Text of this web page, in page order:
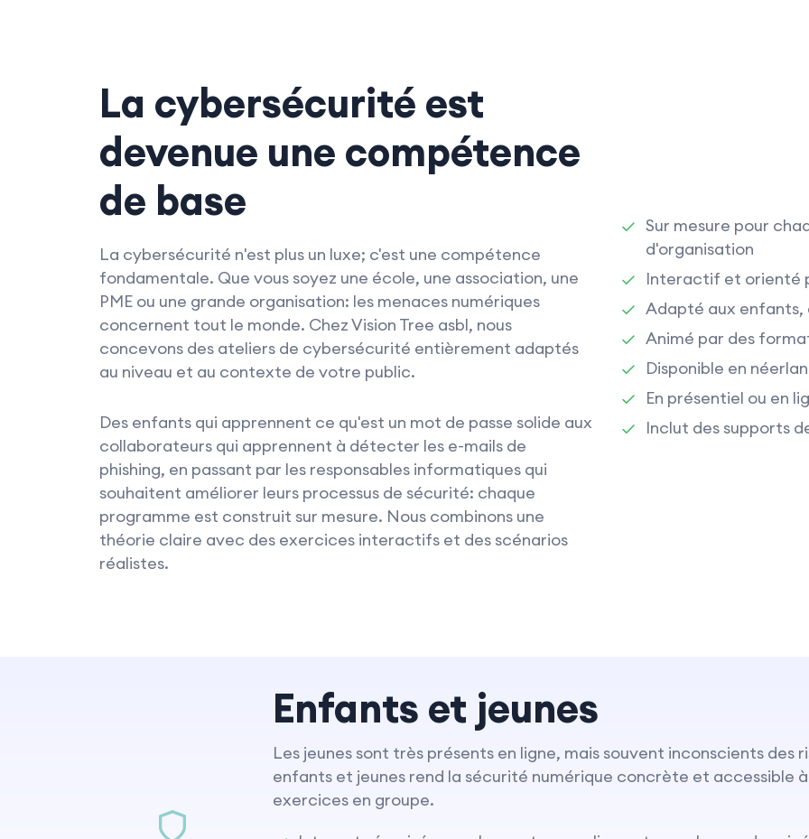
La cybersécurité est
devenue une compétence
de base
La cybersécurité n'est plus un luxe; c'est une compétence
fondamentale. Que vous soyez une école, une association, une
PME ou une grande organisation: les menaces numériques
concernent tout le monde. Chez Vision Tree asbl, nous
concevons des ateliers de cybersécurité entièrement adaptés
au niveau et au contexte de votre public.
Des enfants qui apprennent ce qu'est un mot de passe solide aux
collaborateurs qui apprennent à détecter les e-mails de
phishing, en passant par les responsables informatiques qui
souhaitent améliorer leurs processus de sécurité: chaque
programme est construit sur mesure. Nous combinons une
théorie claire avec des exercices interactifs et des scénarios
réalistes.
Sur mesure pour
d'organisation
Interactif et orienté
Adapté aux enfants,
Animé par des
Disponible en
En présentiel ou en
Inclut des supports
Enfants et jeunes
Les jeunes sont très présents en ligne, mais souvent inconscients
enfants et jeunes rend la sécurité numérique concrète et accessible
exercices en groupe.